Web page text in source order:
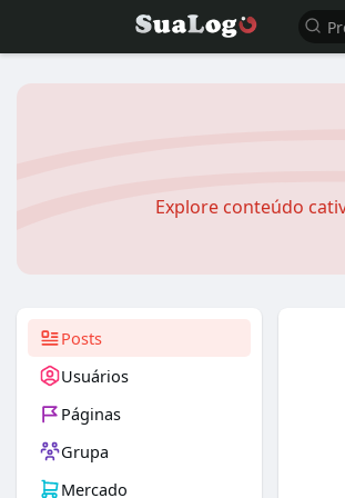
Explore conteúdo
Posts
Usuários
Páginas
Grupa
Mercado